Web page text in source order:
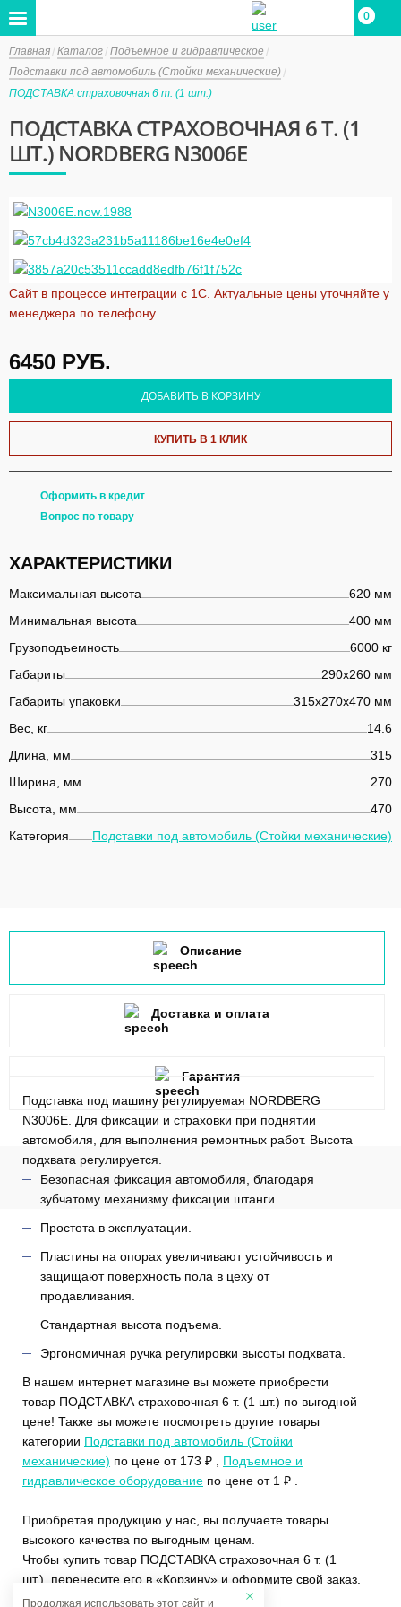
0
0
Главная Каталог Подъемное и гидравлическое
Подставки под автомобиль (Стойки механические)
ПОДСТАВКА страховочная 6 т. (1 шт.)
ПОДСТАВКА СТРАХОВОЧНАЯ 6 Т. (1
ШТ.) NORDBERG N3006E
Сайт в процессе интеграции с 1С. Актуальные цены уточняйте у
менеджера по телефону.
6450 РУБ.
ДОБАВИТЬ В КОРЗИНУ
КУПИТЬ В 1 КЛИК
Оформить в кредит
Вопрос по товару
ХАРАКТЕРИСТИКИ
Максимальная высота
620 мм
Минимальная высота
400 мм
Грузоподъемность
6000 кг
Габариты
290х260 мм
Габариты упаковки
315х270х470 мм
Вес, кг
14.6
Длина, мм
315
Ширина, мм
270
Высота, мм
470
Категория
Подставки под автомобиль (Стойки механические)
Описание
Подставка под машину регулируемая NORDBERG
N3006E. Для фиксации и страховки при поднятии
автомобиля, для выполнения ремонтных работ. Высота
подхвата регулируется.
Безопасная фиксация автомобиля, благодаря
зубчатому механизму фиксации штанги.
Простота в эксплуатации.
Пластины на опорах увеличивают устойчивость и
защищают поверхность пола в цеху от
продавливания.
Стандартная высота подъема.
Эргономичная ручка регулировки высоты подхвата.
В нашем интернет магазине вы можете приобрести
товар ПОДСТАВКА страховочная 6 т. (1 шт.) по выгодной
цене! Также вы можете посмотреть другие товары
категории Подставки под автомобиль (Стойки
механические) по цене от 173 ₽ , Подъемное и
гидравлическое оборудование по цене от 1 ₽ .
Приобретая продукцию у нас, вы получаете товары
высокого качества по выгодным ценам.
Чтобы купить товар ПОДСТАВКА страховочная 6 т. (1
шт.), перенесите его в «Корзину» и оформите свой заказ.
Доставка и оплата
Гарантия
Продолжая использовать этот сайт и